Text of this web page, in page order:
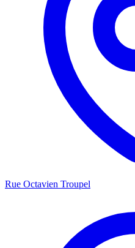
Rue Octavien Troupel